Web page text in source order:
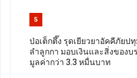
5
ป่อเต็กตึ๊ง รุดเยียวยาอัคคีภัย
ลำลูกกา มอบเงินและสิ่งของบ
มูลค่ากว่า 3.3 หมื่นบาท